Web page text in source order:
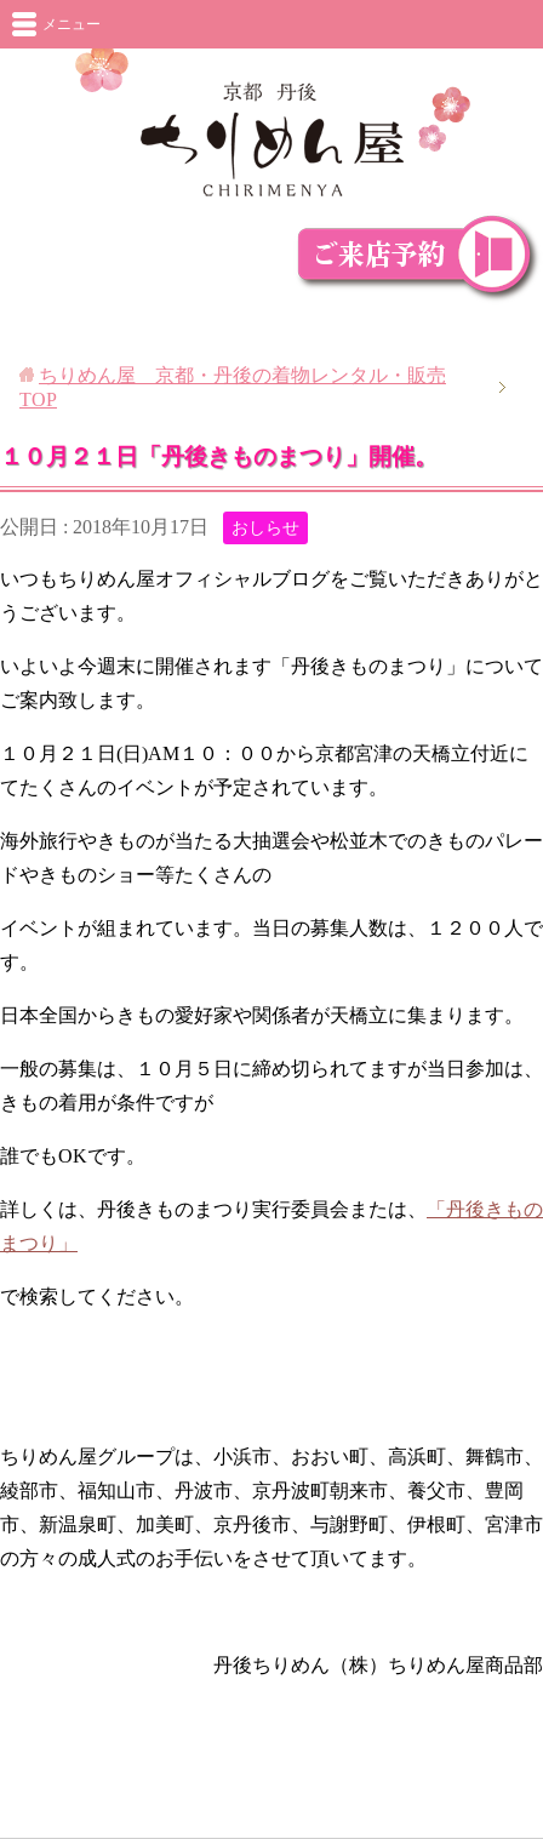
メニュー
ちりめん屋 京都・丹後の着物レンタル・販売
TOP
１０月２１日「丹後きものまつり」開催。
公開日 : 2018年10月17日 おしらせ
いつもちりめん屋オフィシャルブログをご覧いただきありがと
うございます。
いよいよ今週末に開催されます「丹後きものまつり」について
ご案内致します。
１０月２１日(日)AM１０：００から京都宮津の天橋立付近に
てたくさんのイベントが予定されています。
海外旅行やきものが当たる大抽選会や松並木でのきものパレー
ドやきものショー等たくさんの
イベントが組まれています。当日の募集人数は、１２００人で
す。
日本全国からきもの愛好家や関係者が天橋立に集まります。
一般の募集は、１０月５日に締め切られてますが当日参加は、
きもの着用が条件ですが
誰でもOKです。
詳しくは、丹後きものまつり実行委員会または、
「丹後きもの
まつり」
で検索してください。
ちりめん屋グループは、小浜市、おおい町、高浜町、舞鶴市、
綾部市、福知山市、丹波市、京丹波町朝来市、養父市、豊岡
市、新温泉町、加美町、京丹後市、与謝野町、伊根町、宮津市
の方々の成人式のお手伝いをさせて頂いてます。
丹後ちりめん（株）ちりめん屋商品部